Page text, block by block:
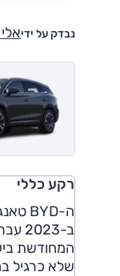
נבדק על ידי
רקע כללי
ה-BYD טאנג הוא רכב פנאי חשמלי בגודל בינוני (D-SUV) עם שבעה מושבים, אשר נחת בישראל ב-2022.
המחודשת